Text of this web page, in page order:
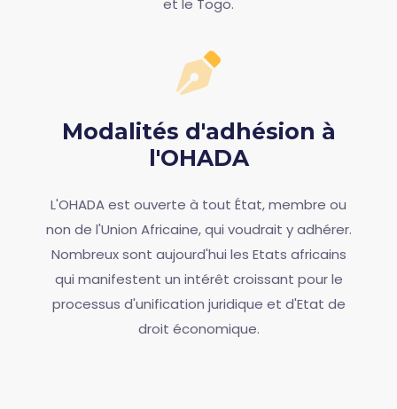
et le Togo.
Modalités d'adhésion à
l'OHADA
L'OHADA est ouverte à tout État, membre ou
non de l'Union Africaine, qui voudrait y adhérer.
Nombreux sont aujourd'hui les Etats africains
qui manifestent un intérêt croissant pour le
processus d'unification juridique et d'Etat de
droit économique.